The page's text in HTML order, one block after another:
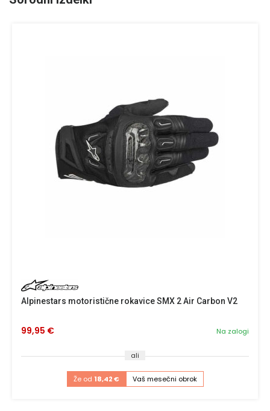
Alpinestars motoristične rokavice SMX 2 Air Carbon V2
Na zalogi
99,95 €
ali
Že od 18,42 € Vaš mesečni obrok